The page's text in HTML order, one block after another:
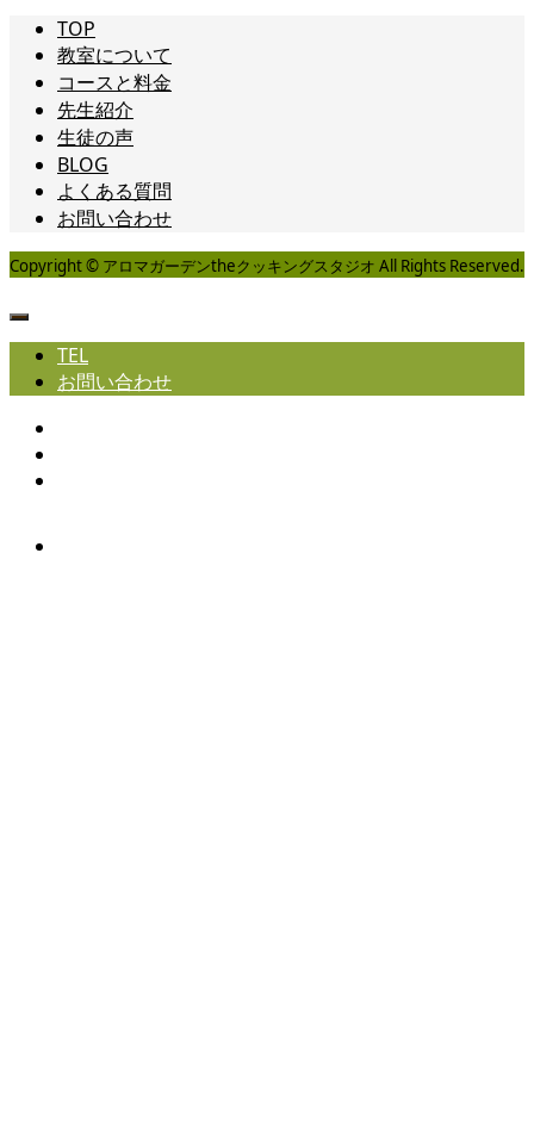
TOP
教室について
コースと料金
先生紹介
生徒の声
BLOG
よくある質問
お問い合わせ
Copyright © アロマガーデンtheクッキングスタジオ All Rights Reserved.
TEL
お問い合わせ